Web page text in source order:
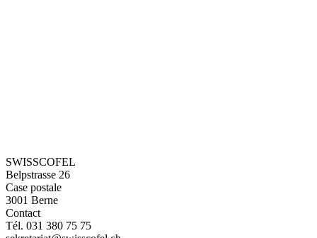
SWISSCOFEL
Belpstrasse 26
Case postale
3001 Berne
Contact
Tél. 031 380 75 75